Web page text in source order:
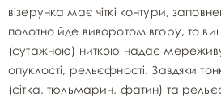
візерунка має чіткі контури,
полотно йде виворотом вгору, то
(сутажною) ниткою надає
опуклості, рельєфності. Завдяки
(сітка, тюльмарин, фатин) та